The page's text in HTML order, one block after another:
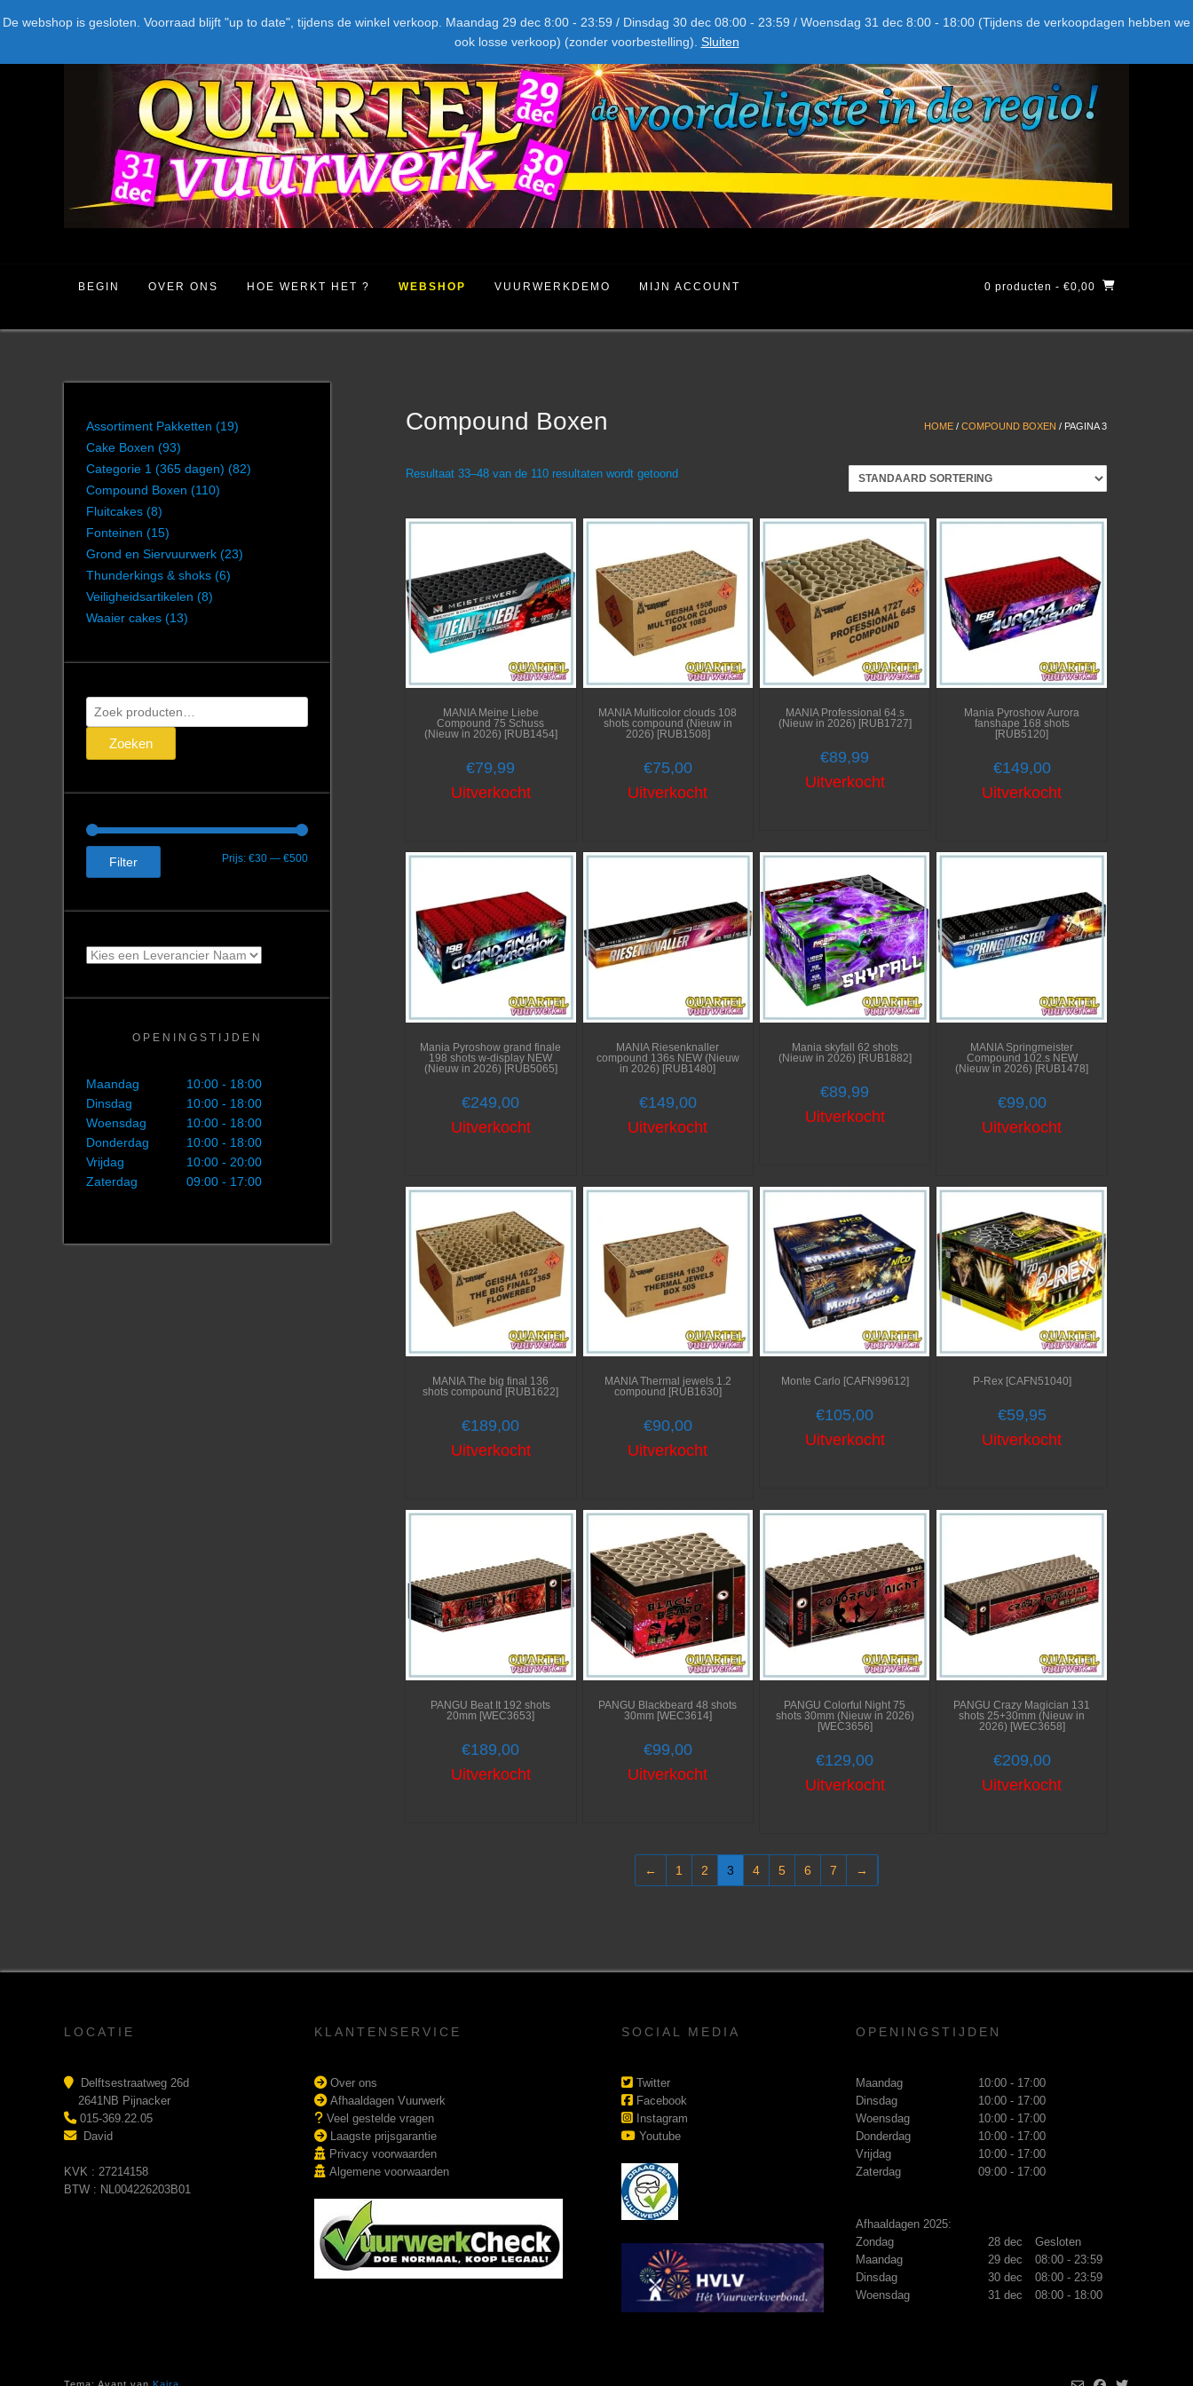
De webshop is gesloten. Voorraad blijft "up to date", tijdens de winkel verkoop. Maandag 29 dec 8:00 - 23:59 / Dinsdag 30 dec 08:00 - 23:59 / Woensdag 31 dec 8:00 - 18:00 (Tijdens de verkoopdagen hebben we
ook losse verkoop) (zonder voorbestelling). Sluiten
naar
BEGIN OVER ONS HOE WERKT HET ? WEBSHOP VUURWERKDEMO MIJN ACCOUNT 0 producten - €0,00
HOME / COMPOUND BOXEN / PAGINA 3
Compound Boxen
Resultaat 33–48 van de 110 resultaten wordt getoond
MANIA Meine Liebe
Compound 75 Schuss
(Nieuw in 2026) [RUB1454]
€79,99
Uitverkocht
MANIA Multicolor clouds 108
shots compound (Nieuw in
2026) [RUB1508]
€75,00
Uitverkocht
MANIA Professional 64.s
(Nieuw in 2026) [RUB1727]
€89,99
Uitverkocht
Mania Pyroshow Aurora
fanshape 168 shots
[RUB5120]
€149,00
Uitverkocht
Mania Pyroshow grand finale
198 shots w-display NEW
(Nieuw in 2026) [RUB5065]
€249,00
Uitverkocht
MANIA Riesenknaller
compound 136s NEW (Nieuw
in 2026) [RUB1480]
€149,00
Uitverkocht
Mania skyfall 62 shots
(Nieuw in 2026) [RUB1882]
€89,99
Uitverkocht
MANIA Springmeister
Compound 102.s NEW
(Nieuw in 2026) [RUB1478]
€99,00
Uitverkocht
MANIA The big final 136
shots compound [RUB1622]
€189,00
Uitverkocht
MANIA Thermal jewels 1.2
compound [RUB1630]
€90,00
Uitverkocht
Monte Carlo [CAFN99612]
€105,00
Uitverkocht
P-Rex [CAFN51040]
€59,95
Uitverkocht
PANGU Beat It 192 shots
20mm [WEC3653]
€189,00
Uitverkocht
PANGU Blackbeard 48 shots
30mm [WEC3614]
€99,00
Uitverkocht
PANGU Colorful Night 75
shots 30mm (Nieuw in 2026)
[WEC3656]
€129,00
Uitverkocht
PANGU Crazy Magician 131
shots 25+30mm (Nieuw in
2026) [WEC3658]
€209,00
Uitverkocht
← 1 2 3 4 5 6 7 →
Assortiment Pakketten (19)
Cake Boxen (93)
Categorie 1 (365 dagen) (82)
Compound Boxen (110)
Fluitcakes (8)
Fonteinen (15)
Grond en Siervuurwerk (23)
Thunderkings & shoks (6)
Veiligheidsartikelen (8)
Waaier cakes (13)
Zoeken
naar:
Zoeken
Min.
Max.
Filter Prijs: €30 — €500
OPENINGSTIJDEN
Maandag
10:00 - 18:00
Dinsdag
10:00 - 18:00
Woensdag
10:00 - 18:00
Donderdag
10:00 - 18:00
Vrijdag
10:00 - 20:00
Zaterdag
09:00 - 17:00
LOCATIE
Delftsestraatweg 26d
2641NB Pijnacker
015-369.22.05
David
KVK : 27214158
BTW : NL004226203B01
KLANTENSERVICE
Over ons
Afhaaldagen Vuurwerk
Veel gestelde vragen
Laagste prijsgarantie
Privacy voorwaarden
Algemene voorwaarden
SOCIAL MEDIA
Twitter
Facebook
Instagram
Youtube
OPENINGSTIJDEN
Maandag
10:00 - 17:00
Dinsdag
10:00 - 17:00
Woensdag
10:00 - 17:00
Donderdag
10:00 - 17:00
Vrijdag
10:00 - 17:00
Zaterdag
09:00 - 17:00
Afhaaldagen 2025:
Zondag
28 dec
Gesloten
Maandag
29 dec
08:00 - 23:59
Dinsdag
30 dec
08:00 - 23:59
Woensdag
31 dec 08:00 - 18:00